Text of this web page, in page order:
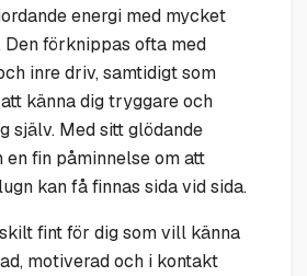
energi med mycket
förknippas ofta med
inre driv, samtidigt som
känna dig tryggare och
själv. Med sitt glödande
fin påminnelse om att
kan få finnas sida vid sida.
fint för dig som vill känna
motiverad och i kontakt